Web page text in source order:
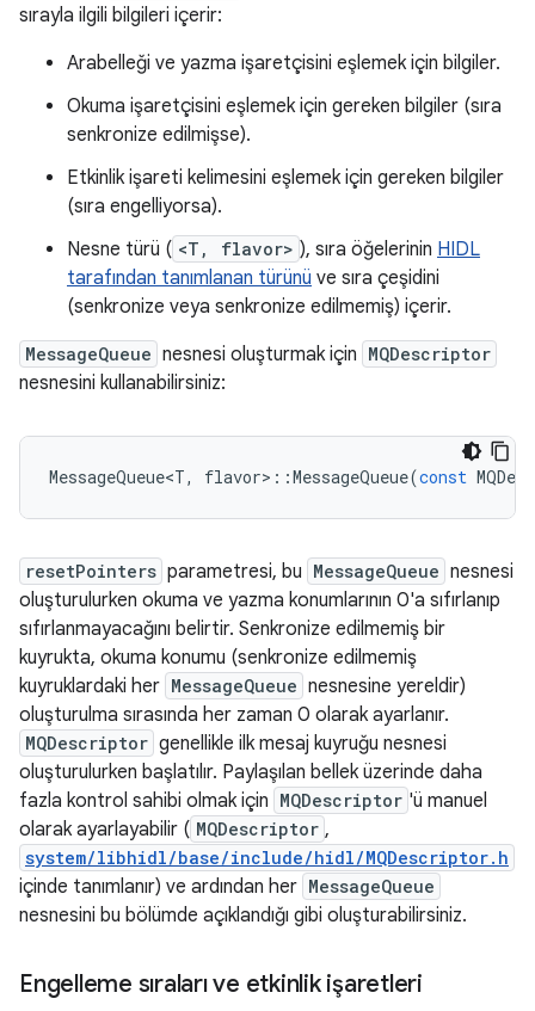
sırayla ilgili bilgileri içerir:
Arabelleği ve yazma işaretçisini eşlemek için bilgiler.
Okuma işaretçisini eşlemek için gereken bilgiler (sıra
senkronize edilmişse).
Etkinlik işareti kelimesini eşlemek için gereken bilgiler
(sıra engelliyorsa).
Nesne türü ( <T, flavor> ), sıra öğelerinin HIDL
tarafından tanımlanan türünü ve sıra çeşidini
(senkronize veya senkronize edilmemiş) içerir.
MessageQueue nesnesi oluşturmak için MQDescriptor
nesnesini kullanabilirsiniz:
MessageQueue<T, flavor> ::MessageQueue(const
resetPointers parametresi, bu MessageQueue nesnesi
oluşturulurken okuma ve yazma konumlarının 0'a sıfırlanıp
sıfırlanmayacağını belirtir. Senkronize edilmemiş bir
kuyrukta, okuma konumu (senkronize edilmemiş
kuyruklardaki her MessageQueue nesnesine yereldir)
oluşturulma sırasında her zaman 0 olarak ayarlanır.
MQDescriptor genellikle ilk mesaj kuyruğu nesnesi
oluşturulurken başlatılır. Paylaşılan bellek üzerinde daha
fazla kontrol sahibi olmak için MQDescriptor 'ü manuel
olarak ayarlayabilir ( MQDescriptor ,
system/libhidl/base/include/hidl/MQDescriptor.h
içinde tanımlanır) ve ardından her MessageQueue
nesnesini bu bölümde açıklandığı gibi oluşturabilirsiniz.
Engelleme sıraları ve etkinlik işaretleri